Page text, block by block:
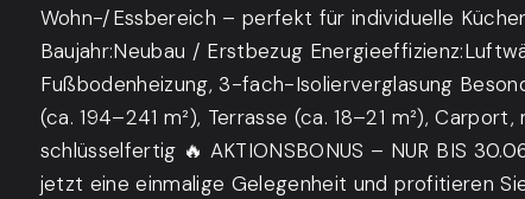
Wohn-/Essbereich – perfekt für individuelle
Baujahr:Neubau / Erstbezug
Fußbodenheizung, 3-fach-Isolierverglasung
(ca. 194–241 m²), Terrasse (ca. 18–21 m²),
schlüsselfertig 🔥 AKTIONSBONUS – NUR BIS
jetzt eine einmalige Gelegenheit und profitieren